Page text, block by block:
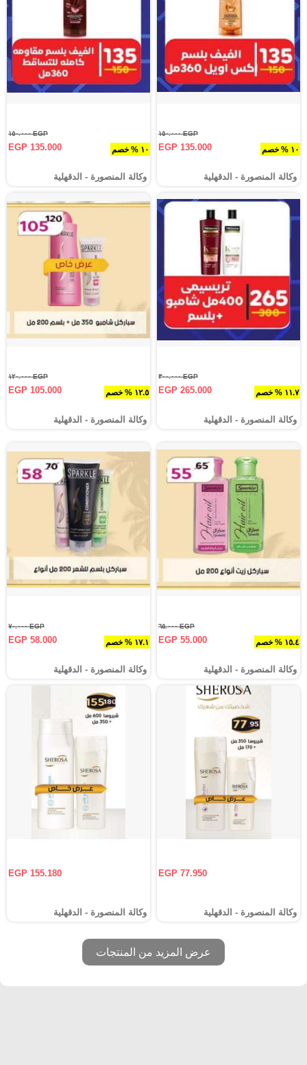
١٠ % خصم
EGP ١٥٠.٠٠٠
EGP 135.000
وكالة المنصورة - الدقهلية‎
١٠ % خصم
EGP ١٥٠.٠٠٠
EGP 135.000
وكالة المنصورة - الدقهلية‎
١١.٧ % خصم
EGP ٣٠٠.٠٠٠
EGP 265.000
وكالة المنصورة - الدقهلية‎
١٢.٥ % خصم
EGP ١٢٠.٠٠٠
EGP 105.000
وكالة المنصورة - الدقهلية‎
١٥.٤ % خصم
EGP ٦٥.٠٠٠
EGP 55.000
وكالة المنصورة - الدقهلية‎
١٧.١ % خصم
EGP ٧٠.٠٠٠
EGP 58.000
وكالة المنصورة - الدقهلية‎
EGP 77.950
وكالة المنصورة - الدقهلية‎
EGP 155.180
وكالة المنصورة - الدقهلية‎
عرض المزيد من المنتجات